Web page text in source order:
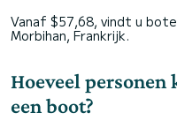
Vanaf $57,68, vindt u
Morbihan, Frankrijk.
Hoeveel personen
een boot?